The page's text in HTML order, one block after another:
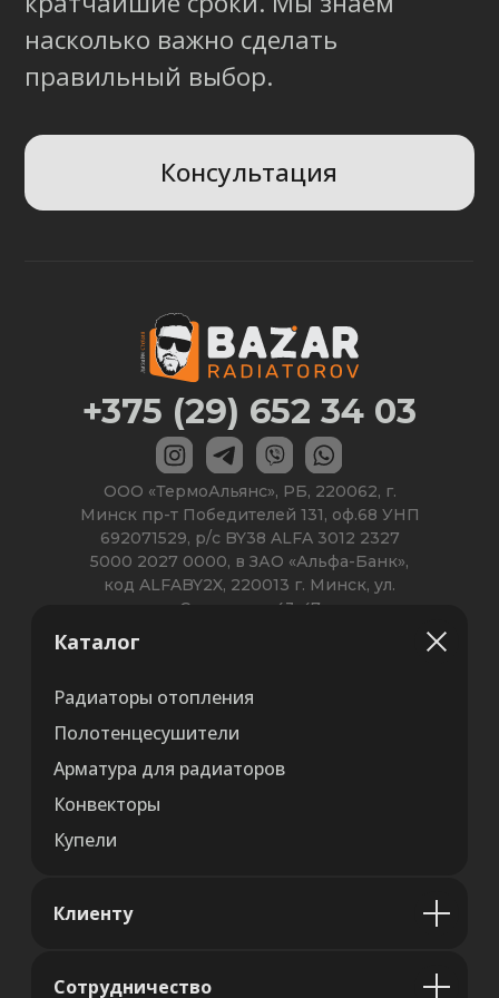
Каталог
Радиаторы отопления
Полотенцесушители
Арматура для радиаторов
Конвекторы
Купели
Клиенту
Сотрудничество